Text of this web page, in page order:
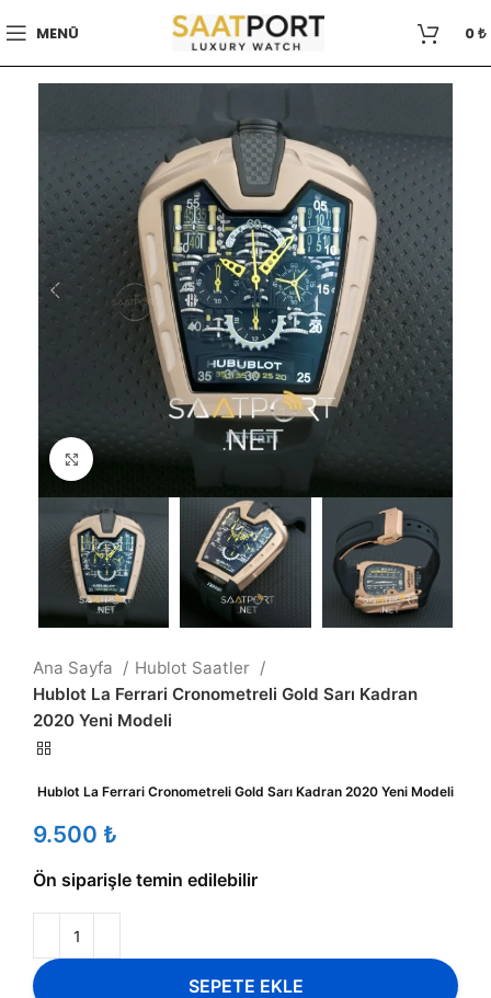
MENÜ 0₺
Büyütmek için tıklayın
Ana Sayfa
Hublot Saatler
Hublot La Ferrari Cronometreli Gold Sarı Kadran
2020 Yeni Modeli
Hublot La Ferrari Cronometreli Gold Sarı Kadran 2020 Yeni Modeli
₺
Ön siparişle temin edilebilir
SEPETE EKLE